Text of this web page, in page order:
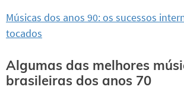
Músicas dos anos 90: os sucessos
tocados
Algumas das melhores
brasileiras dos anos 70